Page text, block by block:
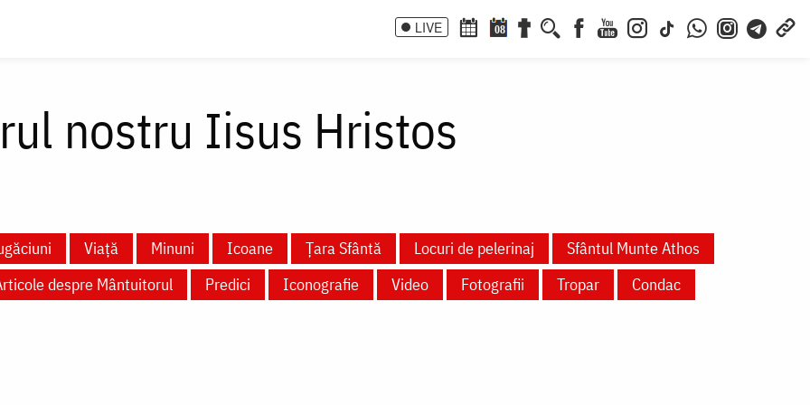
LIVE 08
nostru Iisus Hristos
Viață Minuni Icoane Țara Sfântă Locuri de pelerinaj
Sfântul Munte Athos
despre Mântuitorul Predici Iconografie Video Fotografii Tropar
Condac